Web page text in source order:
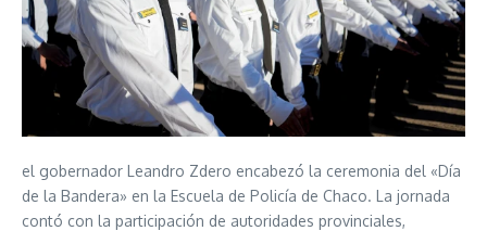
el gobernador Leandro Zdero encabezó la ceremonia del «Día
de la Bandera» en la Escuela de Policía de Chaco. La jornada
contó con la participación de autoridades provinciales,